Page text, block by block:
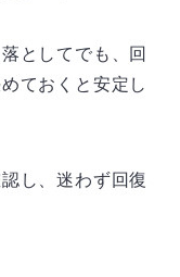
としてでも、回
ておくと安定し
し、迷わず回復